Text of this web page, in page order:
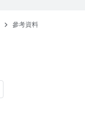
參考資料